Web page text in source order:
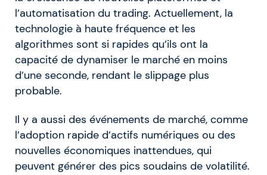
l’automatisation du trading. Actuellement, la
technologie à haute fréquence et les
algorithmes sont si rapides qu’ils ont la
capacité de dynamiser le marché en moins
d’une seconde, rendant le slippage plus
probable.
Il y a aussi des événements de marché, comme
l’adoption rapide d’actifs numériques ou des
nouvelles économiques inattendues, qui
peuvent générer des pics soudains de volatilité.